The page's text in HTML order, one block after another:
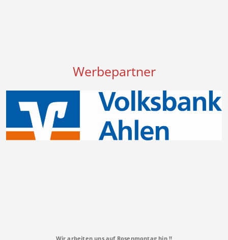
Werbepartner
Wir arbeiten uns auf Rosenmontag hin !!